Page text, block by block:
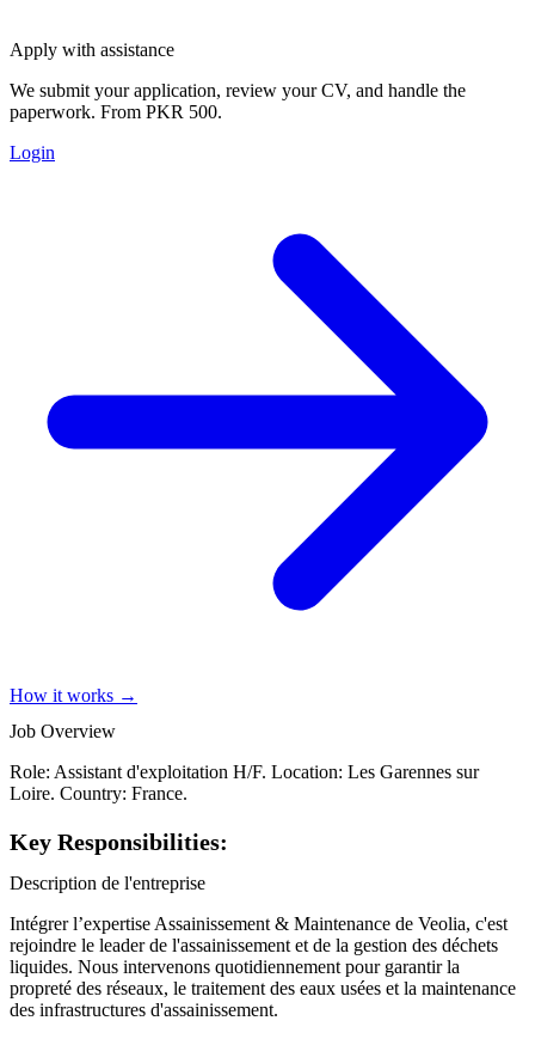
Apply with assistance
We submit your application, review your CV, and handle the
paperwork. From PKR 500.
Login
How it works →
Job Overview
Role: Assistant d'exploitation H/F. Location: Les Garennes sur
Loire. Country: France.
Key Responsibilities:
Description de l'entreprise
Intégrer l’expertise Assainissement & Maintenance de Veolia, c'est
rejoindre le leader de l'assainissement et de la gestion des déchets
liquides. Nous intervenons quotidiennement pour garantir la
propreté des réseaux, le traitement des eaux usées et la maintenance
des infrastructures d'assainissement.